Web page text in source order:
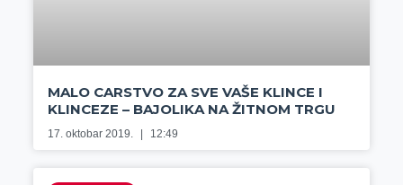
MALO CARSTVO ZA SVE VAŠE KLINCE I
KLINCEZE – BAJOLIKA NA ŽITNOM TRGU
17. oktobar 2019. 12:49